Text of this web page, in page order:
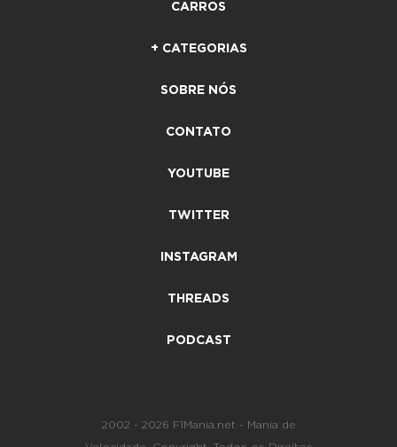
CARROS
+ CATEGORIAS
SOBRE NÓS
CONTATO
YOUTUBE
TWITTER
INSTAGRAM
THREADS
PODCAST
2002 - 2026 F1Mania.net - Mania de